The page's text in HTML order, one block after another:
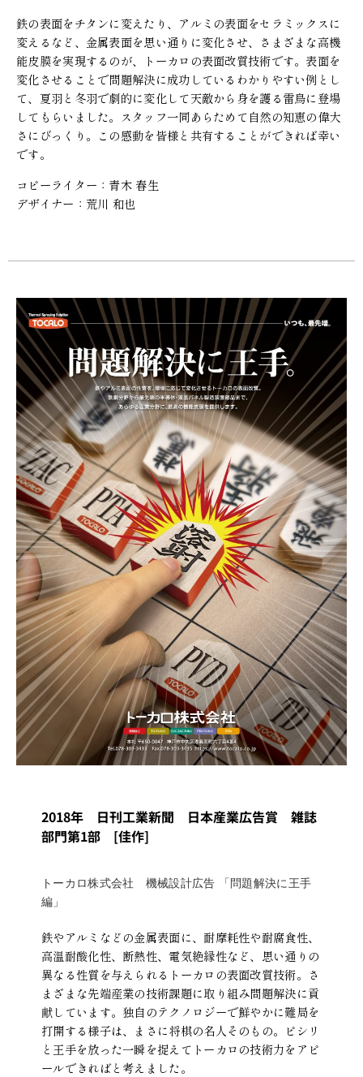
鉄の表面をチタンに変えたり、アルミの表面をセラミックスに
変えるなど、金属表面を思い通りに変化させ、さまざまな高機
能皮膜を実現するのが、トーカロの表面改質技術です。表面を
変化させることで問題解決に成功しているわかりやすい例とし
て、夏羽と冬羽で劇的に変化して天敵から身を護る雷鳥に登場
してもらいました。スタッフ一同あらためて自然の知恵の偉大
さにびっくり。この感動を皆様と共有することができれば幸い
です。
コピーライター：青木 春生
デザイナー：荒川 和也
2018年 日刊工業新聞 日本産業広告賞 雑誌
部門第1部 [佳作]
トーカロ株式会社 機械設計広告 「問題解決に王手
編」
鉄やアルミなどの金属表面に、耐摩耗性や耐腐食性、
高温耐酸化性、断熱性、電気絶縁性など、思い通りの
異なる性質を与えられるトーカロの表面改質技術。さ
まざまな先端産業の技術課題に取り組み問題解決に貢
献しています。独自のテクノロジーで鮮やかに難局を
打開する様子は、まさに将棋の名人そのもの。ピシリ
と王手を放った一瞬を捉えてトーカロの技術力をアピ
ールできればと考えました。